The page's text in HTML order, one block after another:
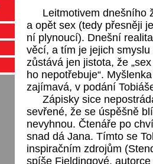
Leitmotivem dnešního
a opět sex (tedy přesněji
ní plynoucí). Dnešní
věcí, a tím je jejich
zůstává jen jistota, že
ho nepotřebuje“.
zajímavá, v podání
Zápisky sice
sevřené, že se úspěšně
nevyhnou. Čtenáře po
snad dá Jana. Tímto se
inspiračním zdrojům
spíše Fieldingové,